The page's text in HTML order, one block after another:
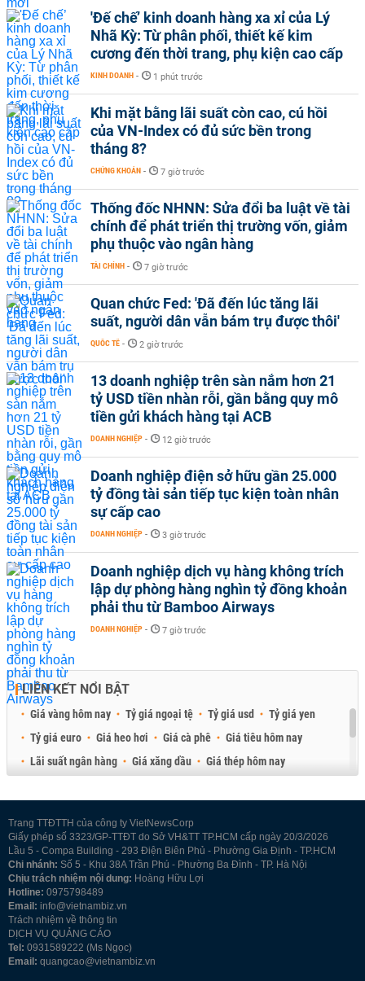
'Đế chế’ kinh doanh hàng xa xỉ của Lý
Nhã Kỳ: Từ phân phối, thiết kế kim
cương đến thời trang, phụ kiện cao cấp
KINH DOANH - 1 phút trước
Khi mặt bằng lãi suất còn cao, cú hồi
của VN-Index có đủ sức bền trong
tháng 8?
CHỨNG KHOÁN - 7 giờ trước
Thống đốc NHNN: Sửa đổi ba luật về tài
chính để phát triển thị trường vốn, giảm
phụ thuộc vào ngân hàng
TÀI CHÍNH - 7 giờ trước
Quan chức Fed: 'Đã đến lúc tăng lãi
suất, người dân vẫn bám trụ được thôi'
QUỐC TẾ - 2 giờ trước
13 doanh nghiệp trên sàn nắm hơn 21
tỷ USD tiền nhàn rỗi, gần bằng quy mô
tiền gửi khách hàng tại ACB
DOANH NGHIỆP - 12 giờ trước
Doanh nghiệp điện sở hữu gần 25.000
tỷ đồng tài sản tiếp tục kiện toàn nhân
sự cấp cao
DOANH NGHIỆP - 3 giờ trước
Doanh nghiệp dịch vụ hàng không trích
lập dự phòng hàng nghìn tỷ đồng khoản
phải thu từ Bamboo Airways
DOANH NGHIỆP - 7 giờ trước
LIÊN KẾT NỔI BẬT
Giá vàng hôm nay Tỷ giá ngoại tệ Tỷ giá usd
Tỷ giá yen
Tỷ giá euro
Giá heo hơi Giá cà phê
Giá tiêu hôm nay
Lãi suất ngân hàng
Giá xăng dầu
Giá thép hôm nay
Trang TTĐTTH của công ty VietNewsCorp
Giấy phép số 3323/GP-TTĐT do Sở VH&TT TP.HCM cấp ngày 20/3/2026
Lầu 5 - Compa Building - 293 Điện Biên Phủ - Phường Gia Định - TP.HCM
Chi nhánh: Số 5 - Khu 38A Trần Phú - Phường Ba Đình - TP. Hà Nội
Chịu trách nhiệm nội dung: Hoàng Hữu Lợi
Hotline: 0975798489
Email: info@vietnambiz.vn
Trách nhiệm về thông tin
DỊCH VỤ QUẢNG CÁO
Tel: 0931589222 (Ms Ngọc)
Email: quangcao@vietnambiz.vn